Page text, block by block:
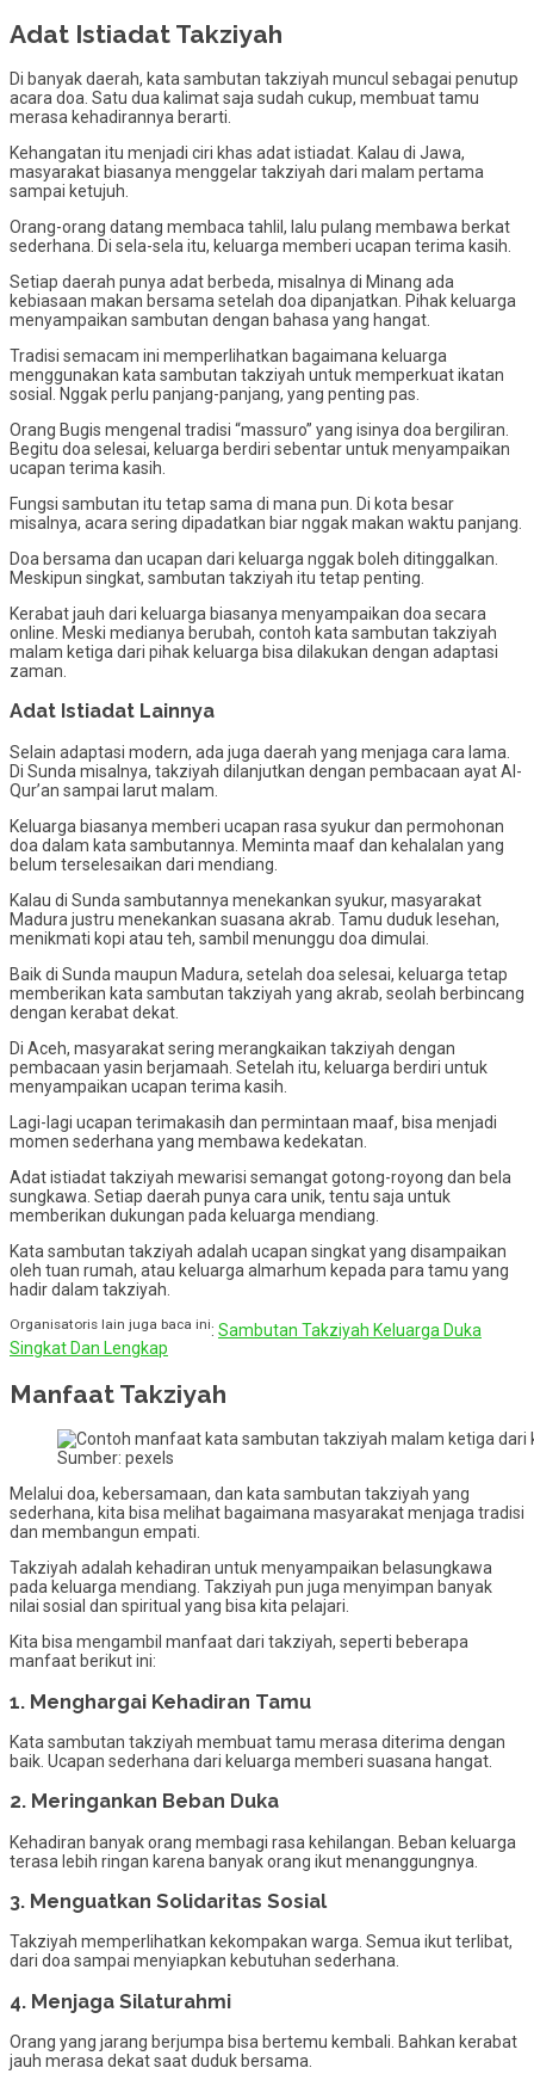
Adat Istiadat Takziyah
Di banyak daerah, kata sambutan takziyah muncul sebagai penutup
acara doa. Satu dua kalimat saja sudah cukup, membuat tamu
merasa kehadirannya berarti.
Kehangatan itu menjadi ciri khas adat istiadat. Kalau di Jawa,
masyarakat biasanya menggelar takziyah dari malam pertama
sampai ketujuh.
Orang-orang datang membaca tahlil, lalu pulang membawa berkat
sederhana. Di sela-sela itu, keluarga memberi ucapan terima kasih.
Setiap daerah punya adat berbeda, misalnya di Minang ada
kebiasaan makan bersama setelah doa dipanjatkan. Pihak keluarga
menyampaikan sambutan dengan bahasa yang hangat.
Tradisi semacam ini memperlihatkan bagaimana keluarga
menggunakan kata sambutan takziyah untuk memperkuat ikatan
sosial. Nggak perlu panjang-panjang, yang penting pas.
Orang Bugis mengenal tradisi “massuro” yang isinya doa bergiliran.
Begitu doa selesai, keluarga berdiri sebentar untuk menyampaikan
ucapan terima kasih.
Fungsi sambutan itu tetap sama di mana pun. Di kota besar
misalnya, acara sering dipadatkan biar nggak makan waktu panjang.
Doa bersama dan ucapan dari keluarga nggak boleh ditinggalkan.
Meskipun singkat, sambutan takziyah itu tetap penting.
Kerabat jauh dari keluarga biasanya menyampaikan doa secara
online. Meski medianya berubah, contoh kata sambutan takziyah
malam ketiga dari pihak keluarga bisa dilakukan dengan adaptasi
zaman.
Adat Istiadat Lainnya
Selain adaptasi modern, ada juga daerah yang menjaga cara lama.
Di Sunda misalnya, takziyah dilanjutkan dengan pembacaan ayat Al-
Qur’an sampai larut malam.
Keluarga biasanya memberi ucapan rasa syukur dan permohonan
doa dalam kata sambutannya. Meminta maaf dan kehalalan yang
belum terselesaikan dari mendiang.
Kalau di Sunda sambutannya menekankan syukur, masyarakat
Madura justru menekankan suasana akrab. Tamu duduk lesehan,
menikmati kopi atau teh, sambil menunggu doa dimulai.
Baik di Sunda maupun Madura, setelah doa selesai, keluarga tetap
memberikan kata sambutan takziyah yang akrab, seolah berbincang
dengan kerabat dekat.
Di Aceh, masyarakat sering merangkaikan takziyah dengan
pembacaan yasin berjamaah. Setelah itu, keluarga berdiri untuk
menyampaikan ucapan terima kasih.
Lagi-lagi ucapan terimakasih dan permintaan maaf, bisa menjadi
momen sederhana yang membawa kedekatan.
Adat istiadat takziyah mewarisi semangat gotong-royong dan bela
sungkawa. Setiap daerah punya cara unik, tentu saja untuk
memberikan dukungan pada keluarga mendiang.
Kata sambutan takziyah adalah ucapan singkat yang disampaikan
oleh tuan rumah, atau keluarga almarhum kepada para tamu yang
hadir dalam takziyah.
Organisatoris lain juga baca ini: Sambutan Takziyah Keluarga Duka
Singkat Dan Lengkap
Manfaat Takziyah
Sumber: pexels
Melalui doa, kebersamaan, dan kata sambutan takziyah yang
sederhana, kita bisa melihat bagaimana masyarakat menjaga tradisi
dan membangun empati.
Takziyah adalah kehadiran untuk menyampaikan belasungkawa
pada keluarga mendiang. Takziyah pun juga menyimpan banyak
nilai sosial dan spiritual yang bisa kita pelajari.
Kita bisa mengambil manfaat dari takziyah, seperti beberapa
manfaat berikut ini:
1. Menghargai Kehadiran Tamu
Kata sambutan takziyah membuat tamu merasa diterima dengan
baik. Ucapan sederhana dari keluarga memberi suasana hangat.
2. Meringankan Beban Duka
Kehadiran banyak orang membagi rasa kehilangan. Beban keluarga
terasa lebih ringan karena banyak orang ikut menanggungnya.
3. Menguatkan Solidaritas Sosial
Takziyah memperlihatkan kekompakan warga. Semua ikut terlibat,
dari doa sampai menyiapkan kebutuhan sederhana.
4. Menjaga Silaturahmi
Orang yang jarang berjumpa bisa bertemu kembali. Bahkan kerabat
jauh merasa dekat saat duduk bersama.